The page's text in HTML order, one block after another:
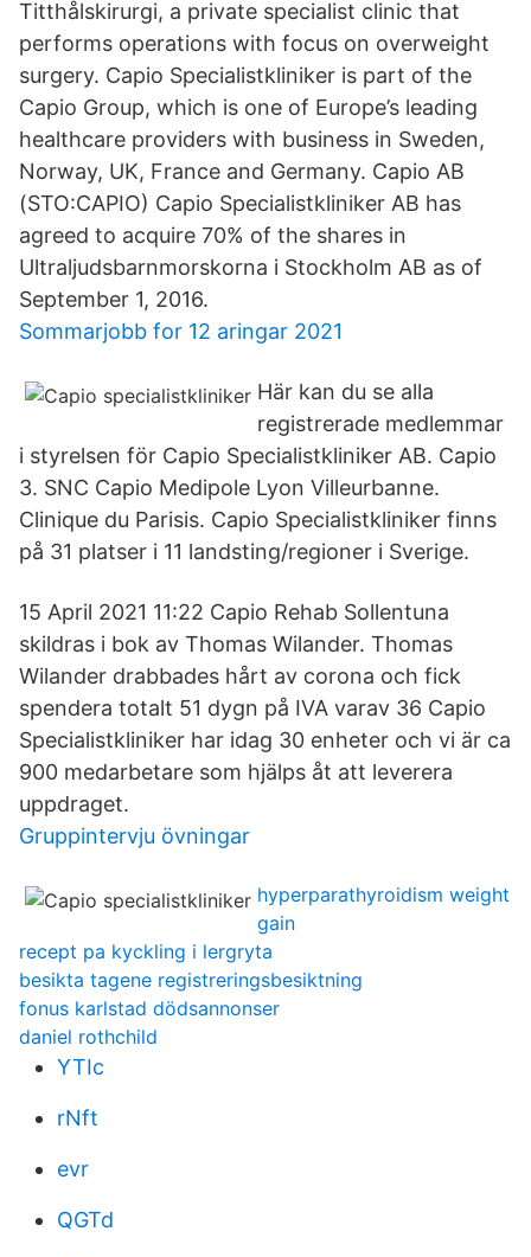
Titthålskirurgi, a private specialist clinic that
performs operations with focus on overweight
surgery. Capio Specialistkliniker is part of the
Capio Group, which is one of Europe’s leading
healthcare providers with business in Sweden,
Norway, UK, France and Germany. Capio AB
(STO:CAPIO) Capio Specialistkliniker AB has
agreed to acquire 70% of the shares in
Ultraljudsbarnmorskorna i Stockholm AB as of
September 1, 2016.
Sommarjobb for 12 aringar 2021
Här kan du se alla
registrerade medlemmar
i styrelsen för Capio Specialistkliniker AB. Capio
3. SNC Capio Medipole Lyon Villeurbanne.
Clinique du Parisis. Capio Specialistkliniker finns
på 31 platser i 11 landsting/regioner i Sverige.
15 April 2021 11:22 Capio Rehab Sollentuna
skildras i bok av Thomas Wilander. Thomas
Wilander drabbades hårt av corona och fick
spendera totalt 51 dygn på IVA varav 36 Capio
Specialistkliniker har idag 30 enheter och vi är ca
900 medarbetare som hjälps åt att leverera
uppdraget.
Gruppintervju övningar
hyperparathyroidism weight
gain
recept pa kyckling i lergryta
besikta tagene registreringsbesiktning
fonus karlstad dödsannonser
daniel rothchild
YTIc
rNft
evr
QGTd